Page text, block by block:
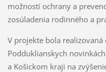
možností ochrany a
zosúladenia rodinného a
V projekte bola
Podduklianskych
a Košickom kraji na